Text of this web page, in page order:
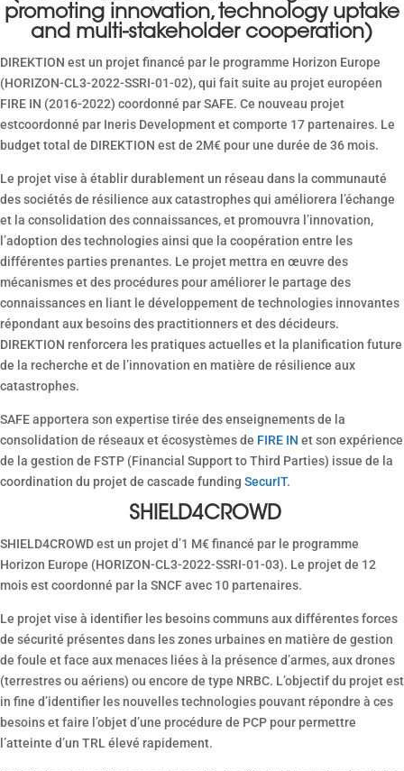
promoting innovation, technology uptake
and multi-stakeholder cooperation)
DIREKTION est un projet financé par le programme Horizon Europe
(HORIZON-CL3-2022-SSRI-01-02), qui fait suite au projet européen
FIRE IN (2016-2022) coordonné par SAFE. Ce nouveau projet
estcoordonné par Ineris Development et comporte 17 partenaires. Le
budget total de DIREKTION est de 2M€ pour une durée de 36 mois.
Le projet vise à établir durablement un réseau dans la communauté
des sociétés de résilience aux catastrophes qui améliorera l’échange
et la consolidation des connaissances, et promouvra l’innovation,
l’adoption des technologies ainsi que la coopération entre les
différentes parties prenantes. Le projet mettra en œuvre des
mécanismes et des procédures pour améliorer le partage des
connaissances en liant le développement de technologies innovantes
répondant aux besoins des practitionners et des décideurs.
DIREKTION renforcera les pratiques actuelles et la planification future
de la recherche et de l’innovation en matière de résilience aux
catastrophes.
SAFE apportera son expertise tirée des enseignements de la
consolidation de réseaux et écosystèmes de FIRE IN et son expérience
de la gestion de FSTP (Financial Support to Third Parties) issue de la
coordination du projet de cascade funding SecurIT.
SHIELD4CROWD
SHIELD4CROWD est un projet d’1 M€ financé par le programme
Horizon Europe (HORIZON-CL3-2022-SSRI-01-03). Le projet de 12
mois est coordonné par la SNCF avec 10 partenaires.
Le projet vise à identifier les besoins communs aux différentes forces
de sécurité présentes dans les zones urbaines en matière de gestion
de foule et face aux menaces liées à la présence d’armes, aux drones
(terrestres ou aériens) ou encore de type NRBC. L’objectif du projet est
in fine d’identifier les nouvelles technologies pouvant répondre à ces
besoins et faire l’objet d’une procédure de PCP pour permettre
l’atteinte d’un TRL élevé rapidement.